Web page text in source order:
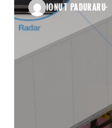
IONUT PADURARU